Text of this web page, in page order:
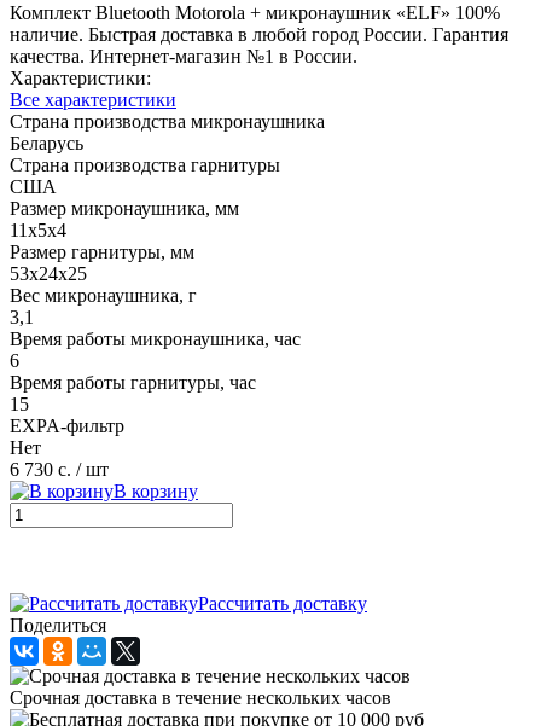
Комплект Bluetooth Motorola + микронаушник «ELF» 100%
наличие. Быстрая доставка в любой город России. Гарантия
качества. Интернет-магазин №1 в России.
Характеристики:
Все характеристики
Страна производства микронаушника
Беларусь
Страна производства гарнитуры
США
Размер микронаушника, мм
11х5х4
Размер гарнитуры, мм
53х24х25
Вес микронаушника, г
3,1
Время работы микронаушника, час
6
Время работы гарнитуры, час
15
EXPA-фильтр
Нет
6 730 с. / шт
В корзину
Рассчитать доставку
Поделиться
Cрочная доставка в течение нескольких часов